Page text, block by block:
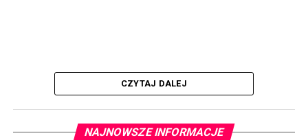
CZYTAJ DALEJ
NAJNOWSZE INFORMACJE